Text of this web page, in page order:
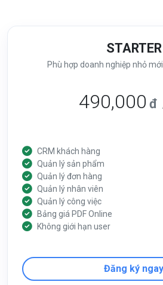
STARTER
Phù hợp doanh nghiệp nhỏ
490,000 đ
CRM khách hàng
Quản lý sản phẩm
Quản lý đơn hàng
Quản lý nhân viên
Quản lý công việc
Bảng giá PDF Online
Không giới hạn user
Đăng ký ngay